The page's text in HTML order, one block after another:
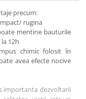
precum:
rugina
mentine bauturile
12h
chimic folosit în
avea efecte nocive
importanta dezvoltarii